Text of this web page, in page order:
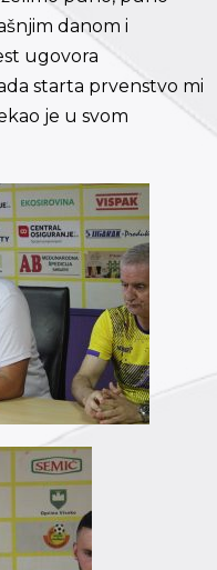
danom i
ugovora
starta prvenstvo mi
je u svom